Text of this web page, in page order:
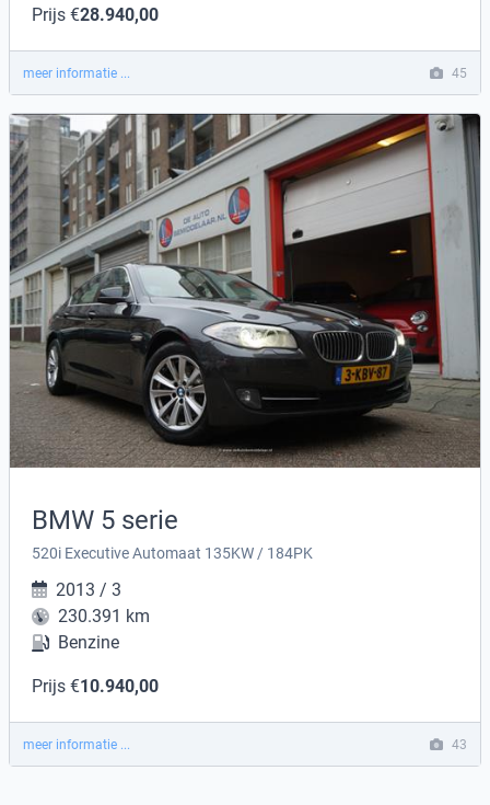
Prijs €28.940,00
meer informatie ... 45
BMW 5 serie
520i Executive Automaat 135KW / 184PK
2013 / 3
230.391 km
Benzine
Prijs €10.940,00
meer informatie ... 43